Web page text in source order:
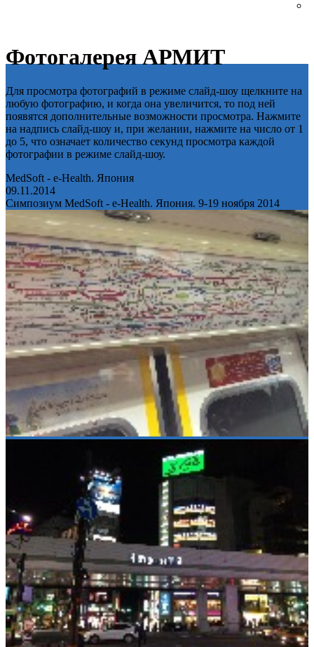
Фотогалерея АРМИТ
Для просмотра фотографий в режиме слайд-шоу щелкните на
любую фотографию, и когда она увеличится, то под ней
появятся дополнительные возможности просмотра. Нажмите
на надпись слайд-шоу и, при желании, нажмите на число от 1
до 5, что означает количество секунд просмотра каждой
фотографии в режиме слайд-шоу.
MedSoft - e-Health. Япония
09.11.2014
Симпозиум MedSoft - e-Health. Япония. 9-19 ноября 2014